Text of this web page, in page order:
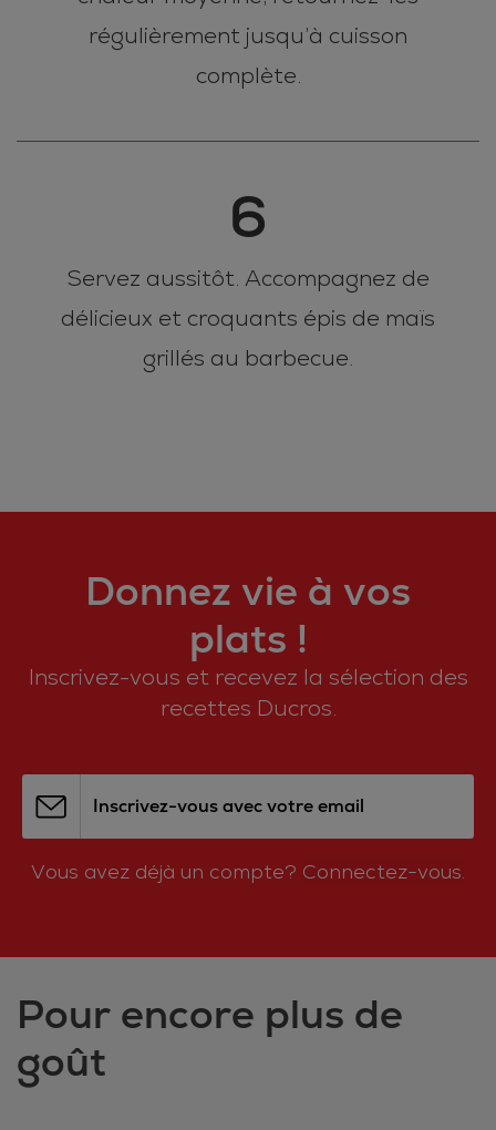
régulièrement jusqu’à cuisson
complète.
6
Servez aussitôt. Accompagnez de
délicieux et croquants épis de maïs
grillés au barbecue.
Donnez vie à vos
plats !
Inscrivez-vous et recevez la sélection des
recettes Ducros.
Inscrivez-vous avec votre email
Vous avez déjà un compte? Connectez-vous.
Pour encore plus de
goût